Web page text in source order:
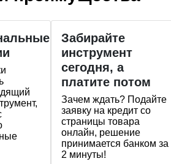
Забирайте
инструмент
сегодня, а
платите потом
Зачем ждать? Подайте
заявку на кредит со
страницы товара
онлайн, решение
принимается банком за
2 минуты!